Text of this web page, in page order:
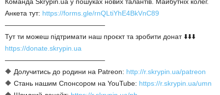
Анкета тут: https://forms.gle/rnQLtiYhE4BkVnC89
——————————————–
Тут ти можеш підтримати наш проєкт та зробити донат ⬇️⬇️⬇️
https://donate.skrypin.ua
——————————————–
🔶 Долучитись до родини на Patreon: http://r.skrypin.ua/patreon
🔶 Стань нашим Спонсором на YouTube: https://r.skrypin.ua/umn